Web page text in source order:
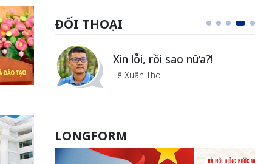
ĐỐI THOẠI
Hà
Xin lỗi, rồi sao nữa?!
Lê Xuân Thọ
LONGFORM